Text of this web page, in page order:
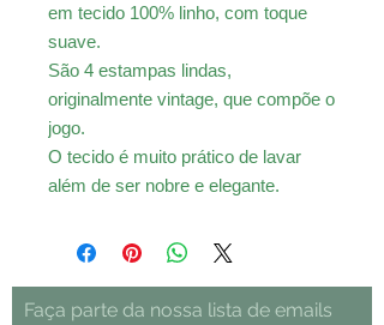
em tecido 100% linho, com toque
suave.
São 4 estampas lindas,
originalmente vintage, que compõe o
jogo.
O tecido é muito prático de lavar
além de ser nobre e elegante.
Faça parte da nossa lista de emails